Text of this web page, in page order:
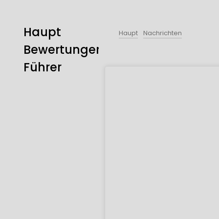
Haupt
Bewertungen
Führer
Haupt Nachrichten